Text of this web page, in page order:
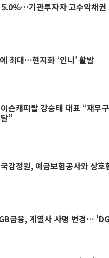
기관투자자 고수익채권
최대…현지화 ‘인니’ 활발
슨캐피탈 강승태 대표 “재무
”
감정원, 예금보험공사와 상
금융, 계열사 사명 변경…